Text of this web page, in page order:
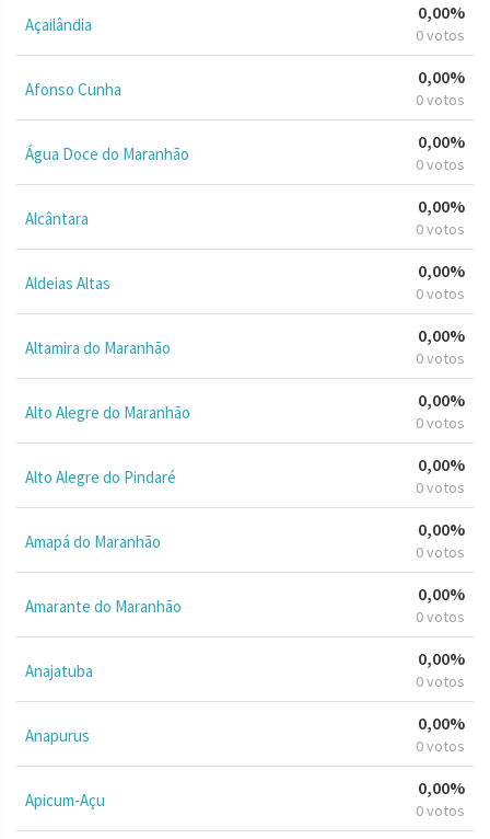
Açailândia
0,00%
0 votos
Afonso Cunha
0,00%
0 votos
Água Doce do Maranhão
0,00%
0 votos
Alcântara
0,00%
0 votos
Aldeias Altas
0,00%
0 votos
Altamira do Maranhão
0,00%
0 votos
Alto Alegre do Maranhão
0,00%
0 votos
Alto Alegre do Pindaré
0,00%
0 votos
Amapá do Maranhão
0,00%
0 votos
Amarante do Maranhão
0,00%
0 votos
Anajatuba
0,00%
0 votos
Anapurus
0,00%
0 votos
Apicum-Açu
0,00%
0 votos